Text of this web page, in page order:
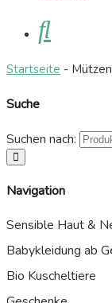
Suche
Startseite - Mützen
Suche
Suchen nach:
suchen
Navigation
Sensible Haut &
Babykleidung ab
Bio Kuscheltiere